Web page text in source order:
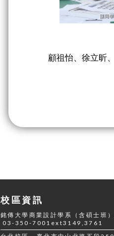
顧祖怡、徐立昕
校區資訊
銘傳大學商業設計學系（含碩士班
03-350-7001ext3149,3761